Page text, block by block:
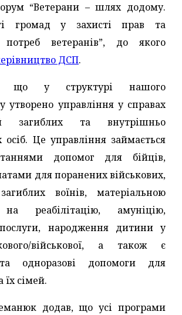
“Ветерани – шлях додому.
громад у захисті прав та
потреб ветеранів”, до якого
ДСП.
що у структурі нашого
утворено управління у справах
загиблих та внутрішньо
Це управління займається
допомог для бійців,
для поранених військових,
воїнів, матеріальною
реабілітацію, амуніцію,
народження дитини у
військової, а також є
одноразові допомоги для
їх сімей.
додав, що усі програми